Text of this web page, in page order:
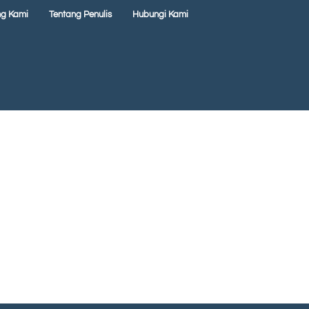
Kami Tentang Penulis Hubungi Kami